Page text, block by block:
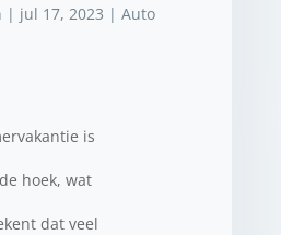
| jul 17, 2023 |Auto
is
hoek, wat
dat veel